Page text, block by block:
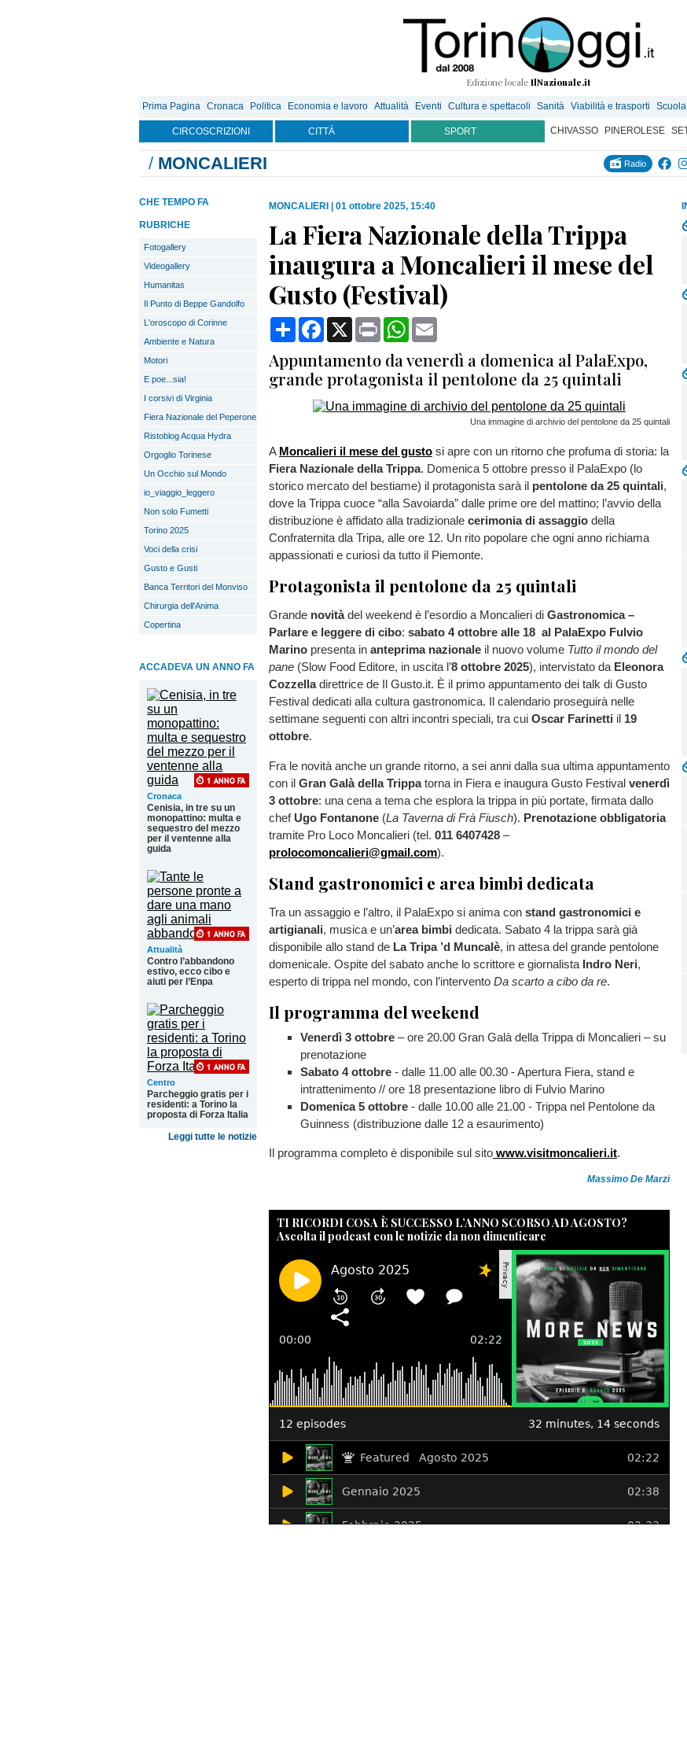
Edizione locale IlNazionale.it
Prima Pagina Cronaca Politica Economia e lavoro Attualità Eventi Cultura e spettacoli Sanità Viabilità e trasporti
CIRCOSCRIZIONI CITTÀ SPORT CHIVASSO PINEROLESE
/ MONCALIERI Radio
CHE TEMPO FA
RUBRICHE
Fotogallery
Videogallery
Humanitas
Il Punto di Beppe Gandolfo
L'oroscopo di Corinne
Ambiente e Natura
Motori
E poe...sia!
I corsivi di Virginia
Fiera Nazionale del Peperone
Ristoblog Acqua Hydra
Orgoglio Torinese
Un Occhio sul Mondo
io_viaggio_leggero
Non solo Fumetti
Torino 2025
Voci della crisi
Gusto e Gusti
Banca Territori del Monviso
Chirurgia dell'Anima
Copertina
ACCADEVA UN ANNO FA
Cronaca
Cenisia, in tre su un
monopattino: multa e
sequestro del mezzo
per il ventenne alla
guida
Attualità
Contro l’abbandono
estivo, ecco cibo e
aiuti per l’Enpa
Centro
Parcheggio gratis per i
residenti: a Torino la
proposta di Forza Italia
Leggi tutte le notizie
MONCALIERI 01 ottobre 2025, 15:40
La Fiera Nazionale della Trippa
inaugura a Moncalieri il mese del
Gusto (Festival)
CondividiFacebook
X Print WhatsApp
Appuntamento da venerdì a domenica al PalaExpo,
grande protagonista il pentolone da 25 quintali
Una immagine di archivio del pentolone da 25 quintali
A Moncalieri il mese del gusto si apre con un ritorno che profuma di storia: la
Fiera Nazionale della Trippa. Domenica 5 ottobre presso il PalaExpo (lo
storico mercato del bestiame) il protagonista sarà il pentolone da 25 quintali,
dove la Trippa cuoce “alla Savoiarda” dalle prime ore del mattino; l’avvio della
distribuzione è affidato alla tradizionale cerimonia di assaggio della
Confraternita dla Tripa, alle ore 12. Un rito popolare che ogni anno richiama
appassionati e curiosi da tutto il Piemonte.
Protagonista il pentolone da 25 quintali
Grande novitàdel weekend è l’esordio a Moncalieri di Gastronomica –
Parlare e leggere di cibo: sabato 4 ottobre alle 18 al PalaExpo Fulvio
Marino presenta in anteprima nazionale il nuovo volume Tutto il mondo del
pane (Slow Food Editore, in uscita l’8 ottobre 2025), intervistato da Eleonora
Cozzelladirettrice de Il Gusto.it. È il primo appuntamento dei talk di Gusto
Festival dedicati alla cultura gastronomica. Il calendario proseguirà nelle
settimane seguenti con altri incontri speciali, tra cui Oscar Farinetti il 19
ottobre.
Fra le novità anche un grande ritorno, a sei anni dalla sua ultima appuntamento
con il Gran Galà della Trippatorna in Fiera e inaugura Gusto Festival venerdì
3 ottobre: una cena a tema che esplora la trippa in più portate, firmata dallo
chef Ugo Fontanone (La Taverna di Frà Fiusch). Prenotazione obbligatoria
tramite Pro Loco Moncalieri (tel. 011 6407428 –
prolocomoncalieri@gmail.com).
Stand gastronomici e area bimbi dedicata
Tra un assaggio e l’altro, il PalaExpo si anima con stand gastronomici e
artigianali, musica e un’area bimbi dedicata. Sabato 4 la trippa sarà già
disponibile allo stand de La Tripa ’d Muncalè, in attesa del grande pentolone
domenicale. Ospite del sabato anche lo scrittore e giornalista Indro Neri,
esperto di trippa nel mondo, con l’intervento Da scarto a cibo da re.
Il programma del weekend
Venerdì 3 ottobre – ore 20.00 Gran Galà della Trippa di Moncalieri – su
prenotazione
Sabato 4 ottobre - dalle 11.00 alle 00.30 - Apertura Fiera, stand e
intrattenimento // ore 18 presentazione libro di Fulvio Marino
Domenica 5 ottobre - dalle 10.00 alle 21.00 - Trippa nel Pentolone da
Guinness (distribuzione dalle 12 a esaurimento)
Il programma completo è disponibile sul sito www.visitmoncalieri.it.
Massimo De Marzi
TI RICORDI COSA È SUCCESSO L’ANNO SCORSO AD AGOSTO?
Ascolta il podcast con le notizie da non dimenticare